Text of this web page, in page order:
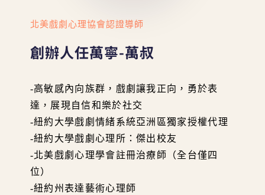
北美戲劇心理協會認證導師
創辦人任萬寧-萬叔
-高敏感內向族群，戲劇讓我正向，勇於表
達，展現自信和樂於社交
-紐約大學戲劇情緒系統亞洲區獨家授權代理
-紐約大學戲劇心理所：傑出校友
-北美戲劇心理學會註冊治療師（全台僅四
位）
-紐約州表達藝術心理師